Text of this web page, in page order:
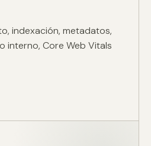
indexación, metadatos,
interno, Core Web Vitals